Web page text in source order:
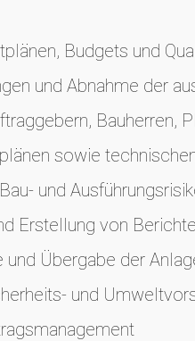
Budgets und
und Abnahme der
Bauherren,
sowie
und
Erstellung von
Übergabe der
und